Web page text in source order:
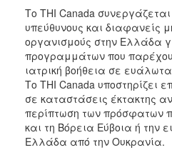
Το THI Canada
υπεύθυνους και διαφανείς
οργανισμούς στην Ελλάδα
προγραμμάτων που
ιατρική βοήθεια σε
Το THI Canada υποστηρίζει
σε καταστάσεις έκτακτης
περίπτωση των πρόσφατων
και τη Βόρεια Εύβοια ή την
Ελλάδα από την Ουκρανία.